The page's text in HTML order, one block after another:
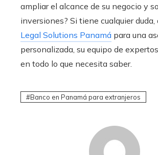
ampliar el alcance de su negocio y
inversiones? Si tiene cualquier
Legal Solutions Panamá para una
personalizada, su equipo de
en todo lo que necesita saber.
Banco en Panamá para extranjeros